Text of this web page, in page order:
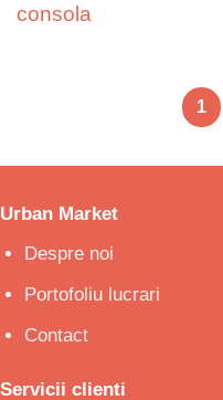
consola
1
Urban Market
Despre noi
Portofoliu lucrari
Contact
Servicii clienti